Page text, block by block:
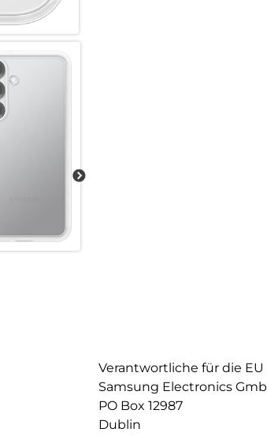
Verantwortliche für die EU
Samsung Electronics
PO Box 12987
Dublin